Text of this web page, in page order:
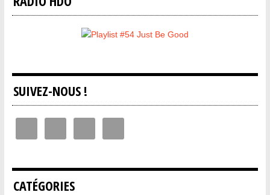
SUIVEZ-NOUS !
CATÉGORIES